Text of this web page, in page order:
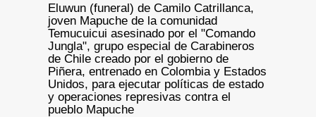
Eluwun (funeral) de Camilo Catrillanca,
joven Mapuche de la comunidad
Temucuicui asesinado por el "Comando
Jungla", grupo especial de Carabineros
de Chile creado por el gobierno de
Piñera, entrenado en Colombia y Estados
Unidos, para ejecutar políticas de estado
y operaciones represivas contra el
pueblo Mapuche